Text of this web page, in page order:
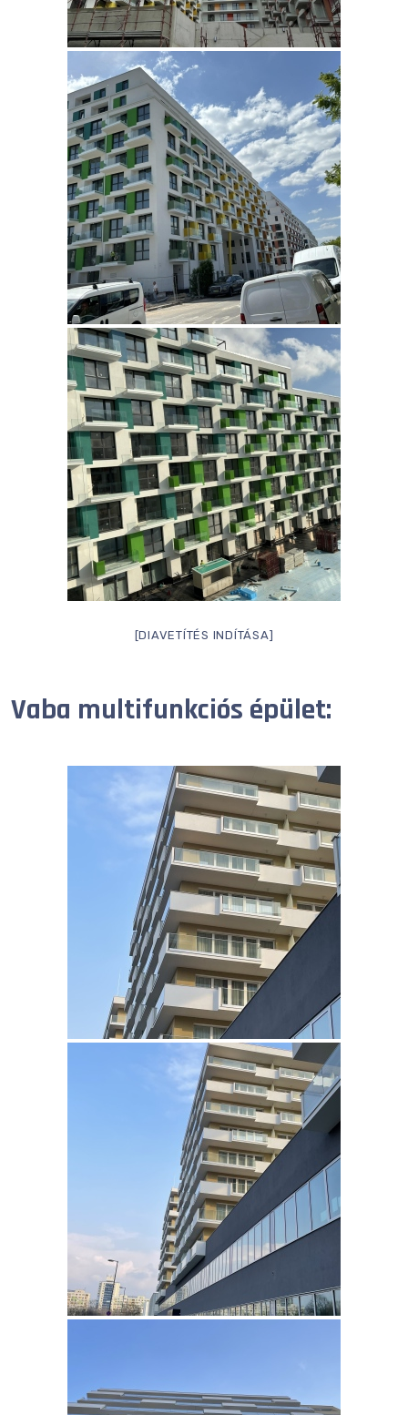
[DIAVETÍTÉS INDÍTÁSA]
Vaba multifunkciós épület: